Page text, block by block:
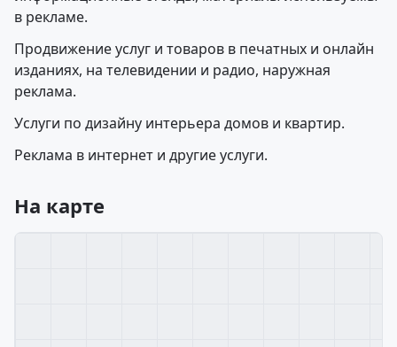
в рекламе.
Продвижение услуг и товаров в печатных и онлайн
изданиях, на телевидении и радио, наружная
реклама.
Услуги по дизайну интерьера домов и квартир.
Реклама в интернет и другие услуги.
На карте